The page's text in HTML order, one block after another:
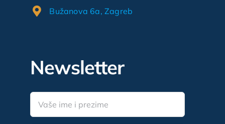
Bužanova 6a, Zagreb
Newsletter